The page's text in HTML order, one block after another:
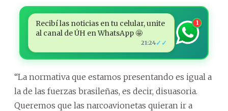
Recibí las noticias en tu celular, unite
al canal de ÚH en WhatsApp 🤩
21:24✓✓
1
“La normativa que estamos presentando es igual a
la de las fuerzas brasileñas, es decir, disuasoria.
Queremos que las narcoavionetas quieran ir a